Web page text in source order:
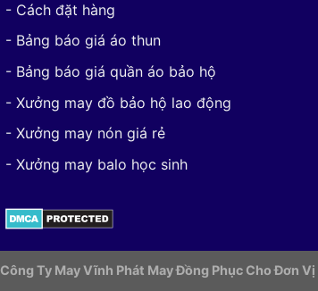
- Cách đặt hàng
- Bảng báo giá áo thun
- Bảng báo giá quần áo bảo hộ
- Xưởng may đồ bảo hộ lao động
- Xưởng may nón giá rẻ
- Xưởng may balo học sinh
Công Ty May Vĩnh Phát May Đồng Phục Cho Đơn Vị